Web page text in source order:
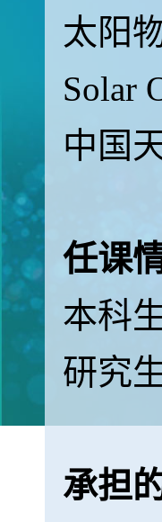
太阳
Solar
中国
任课
本科
研究
承担